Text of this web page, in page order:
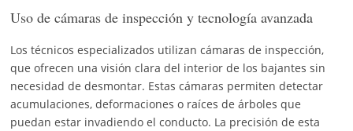
Uso de cámaras de inspección y tecnología avanzada
Los técnicos especializados utilizan cámaras de inspección,
que ofrecen una visión clara del interior de los bajantes sin
necesidad de desmontar. Estas cámaras permiten detectar
acumulaciones, deformaciones o raíces de árboles que
puedan estar invadiendo el conducto. La precisión de esta